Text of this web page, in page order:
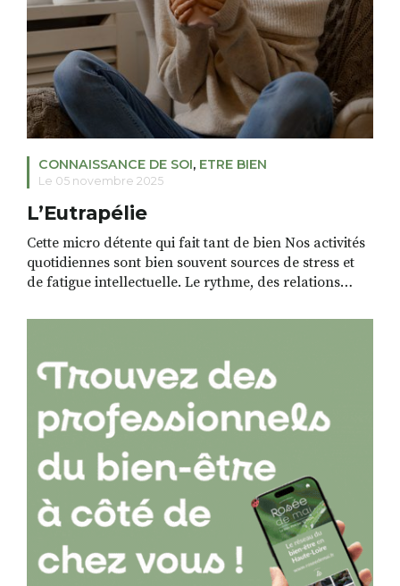
CONNAISSANCE DE SOI, ETRE BIEN
Le 05 novembre 2025
L’Eutrapélie
Cette micro détente qui fait tant de bien Nos activités
quotidiennes sont bien souvent sources de stress et
de fatigue intellectuelle. Le rythme, des relations
tensions mentales et émotionnelles. Si le corps a
de se détendre. En attente du weekend […]